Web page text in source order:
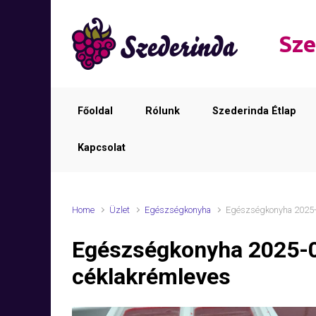
Főoldal Rólunk Szederinda Étlap
Kapcsolat
Home Üzlet Egészségkonyha Egészségkonyha
Egészségkonyha
céklakrémleves